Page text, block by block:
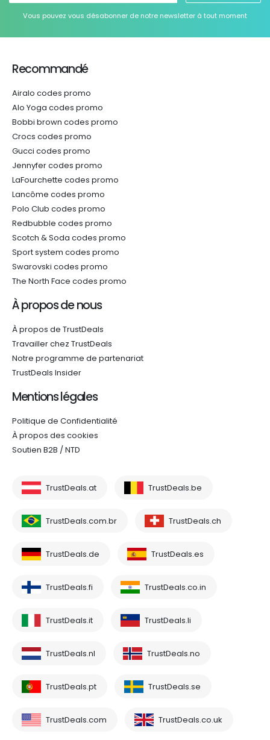
Vous pouvez vous désabonner de notre newsletter à tout moment
Recommandé
Airalo codes promo
Alo Yoga codes promo
Bobbi brown codes promo
Crocs codes promo
Gucci codes promo
Jennyfer codes promo
LaFourchette codes promo
Lancôme codes promo
Polo Club codes promo
Redbubble codes promo
Scotch & Soda codes promo
Sport system codes promo
Swarovski codes promo
The North Face codes promo
À propos de nous
À propos de TrustDeals
Travailler chez TrustDeals
Notre programme de partenariat
TrustDeals Insider
Mentions légales
Politique de Confidentialité
À propos des cookies
Soutien B2B / NTD
TrustDeals.at TrustDeals.be
TrustDeals.com.br TrustDeals.ch
TrustDeals.de TrustDeals.es
TrustDeals.fi TrustDeals.co.in
TrustDeals.it TrustDeals.li
TrustDeals.nl TrustDeals.no
TrustDeals.pt TrustDeals.se
TrustDeals.com TrustDeals.co.uk